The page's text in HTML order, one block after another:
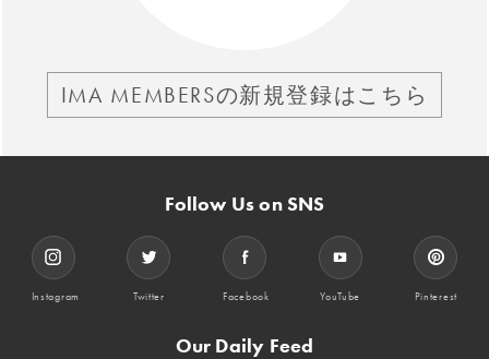
IMA MEMBERSの新規登録はこちら
Follow Us on SNS
Instagram Twitter Facebook YouTube Pinterest
Our Daily Feed